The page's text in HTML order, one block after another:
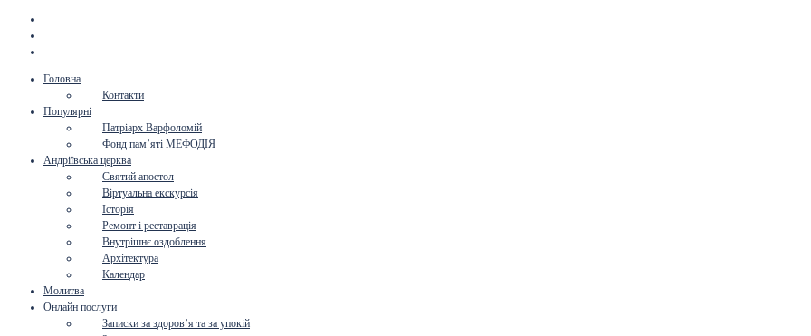
Головна
Контакти
Популярні
Патріарх Варфоломій
Фонд пам’яті МЕФОДІЯ
Андріївська церква
Святий апостол
Віртуальна екскурсія
Історія
Ремонт і реставрація
Внутрішнє оздоблення
Архітектура
Календар
Молитва
Онлайн послуги
Записки за здоров’я та за упокій